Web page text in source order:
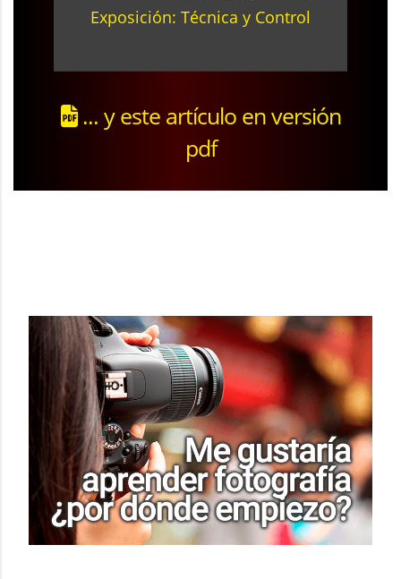
Exposición: Técnica y Control
... y este artículo en versión
pdf